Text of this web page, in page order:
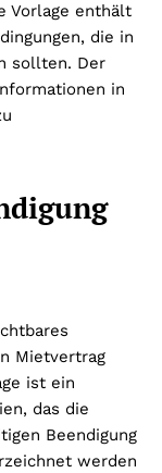
Vorlage enthält
die in
sollten. Der
in
Mietvertrag
ist ein
das die
Beendigung
werden